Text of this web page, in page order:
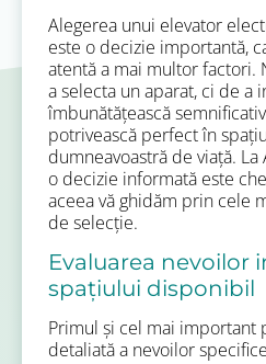
Alegerea unui elevator
este o decizie importantă,
atentă a mai multor factori.
a selecta un aparat, ci de a
îmbunătățească
potrivească perfect în
dumneavoastră de viață.
o decizie informată este
aceea vă ghidăm prin cele
de selecție.
Evaluarea nevoilor
spațiului disponibil
Primul și cel mai important
detaliată a nevoilor